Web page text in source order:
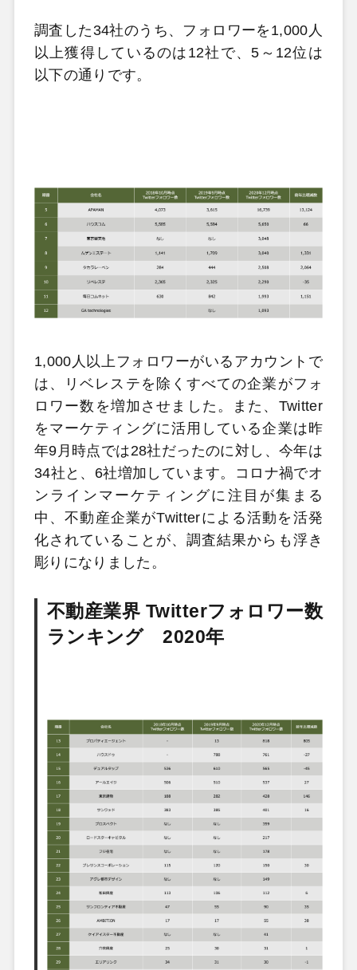
調査した34社のうち、フォロワーを1,000人
以上獲得しているのは12社で、5～12位は
以下の通りです。
1,000人以上フォロワーがいるアカウントで
は、リベレステを除くすべての企業がフォ
ロワー数を増加させました。また、Twitter
をマーケティングに活用している企業は昨
年9月時点では28社だったのに対し、今年は
34社と、6社増加しています。コロナ禍でオ
ンラインマーケティングに注目が集まる
中、不動産企業がTwitterによる活動を活発
化されていることが、調査結果からも浮き
彫りになりました。
不動産業界 Twitterフォロワー数
ランキング 2020年